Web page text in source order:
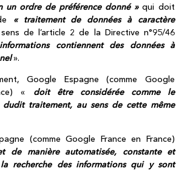
un ordre de préférence donné » qui doit
« traitement de données à caractère
de l’article 2 de la Directive n°95/46
contiennent des données à
».
Google Espagne (comme Google
« doit être considérée comme le
dudit traitement, au sens de cette même
(comme Google France en France)
de manière automatisée, constante et
recherche des informations qui y sont